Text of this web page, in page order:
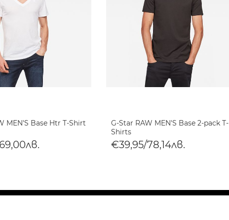
MEN'S Base Htr T-Shirt
G-Star RAW MEN'S Base 2-pack T-
Shirts
€39,95/78,14лв.